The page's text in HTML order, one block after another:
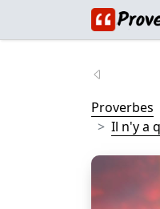
Proverbes
Il n'y a